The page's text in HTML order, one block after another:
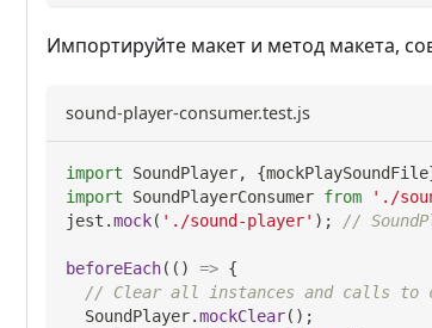
Импортируйте макет и метод макета,
sound-player-consumer.test.js
import SoundPlayer, {mockPlaySoundFile
import
SoundPlayerConsumer from './
jest .mock( './sound-player' ) ; //
beforeEach( ( ) => {
// Clear all instances and calls to
SoundPlayer.mockClear( ) ;